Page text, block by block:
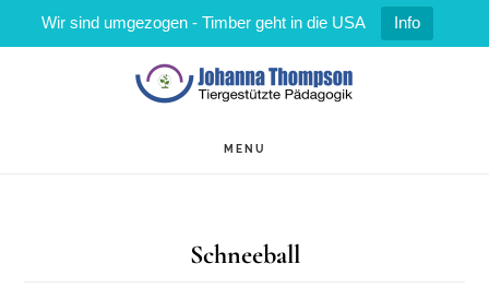
Wir sind umgezogen - Timber geht in die USA Info
MENU
Schneeball